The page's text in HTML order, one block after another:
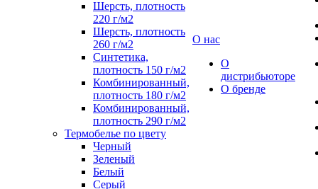
Шерсть, плотность
220 г/м2
Шерсть, плотность
260 г/м2
Синтетика,
плотность 150 г/м2
Комбинированный,
плотность 180 г/м2
Комбинированный,
плотность 290 г/м2
Термобелье по цвету
Черный
Зеленый
Белый
Серый
О нас
О
дистрибьюторе
О бренде